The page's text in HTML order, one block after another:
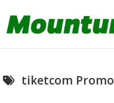
tiketcom Promo